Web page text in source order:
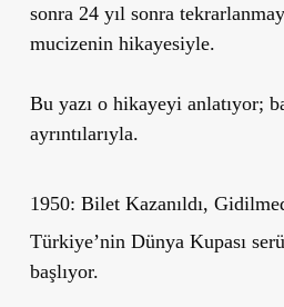
sonra 24 yıl sonra
mucizenin hikayesiyle.
Bu yazı o hikayeyi anlatıyor;
ayrıntılarıyla.
1950: Bilet Kazanıldı,
Türkiye’nin Dünya Kupası
başlıyor.